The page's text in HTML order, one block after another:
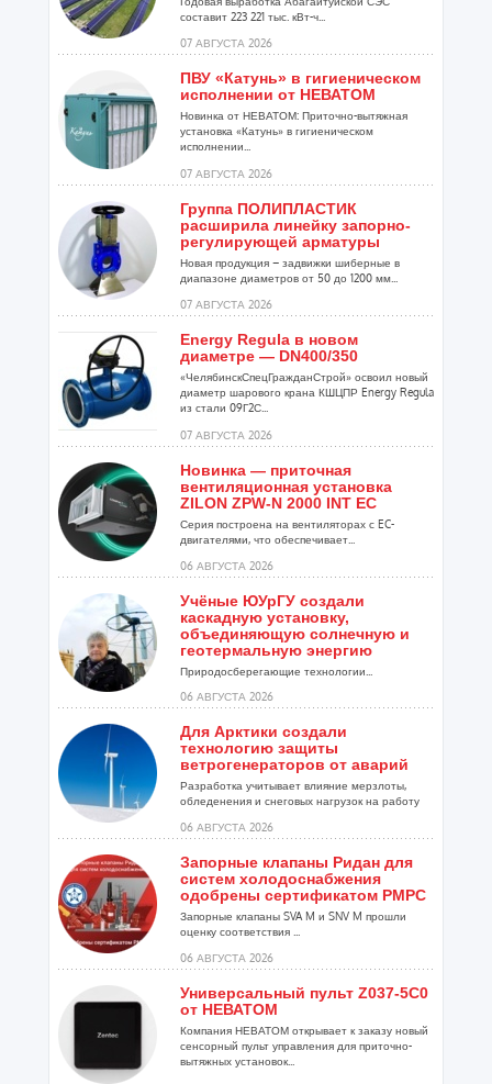
составит 223 221 тыс. кВт-ч...
07 АВГУСТА 2026
ПВУ «Катунь» в гигиеническом
исполнении от НЕВАТОМ
Новинка от НЕВАТОМ: Приточно-вытяжная
установка «Катунь» в гигиеническом
исполнении...
07 АВГУСТА 2026
Группа ПОЛИПЛАСТИК
расширила линейку запорно-
регулирующей арматуры
Новая продукция – задвижки шиберные в
диапазоне диаметров от 50 до 1200 мм...
07 АВГУСТА 2026
Energy Regula в новом
диаметре — DN400/350
«ЧелябинскСпецГражданСтрой» освоил новый
диаметр шарового крана КШЦПР Energy Regula
из стали 09Г2С...
07 АВГУСТА 2026
Новинка — приточная
вентиляционная установка
ZILON ZPW-N 2000 INT EC
Серия построена на вентиляторах с EC-
двигателями, что обеспечивает...
06 АВГУСТА 2026
Учёные ЮУрГУ создали
каскадную установку,
объединяющую солнечную и
геотермальную энергию
Природосберегающие технологии...
06 АВГУСТА 2026
Для Арктики создали
технологию защиты
ветрогенераторов от аварий
Разработка учитывает влияние мерзлоты,
обледенения и снеговых нагрузок на работу
06 АВГУСТА 2026
Запорные клапаны Ридан для
систем холодоснабжения
одобрены сертификатом РМРС
Запорные клапаны SVA M и SNV M прошли
оценку соответствия ...
06 АВГУСТА 2026
Универсальный пульт Z037-5C0
от НЕВАТОМ
Компания НЕВАТОМ открывает к заказу новый
сенсорный пульт управления для приточно-
вытяжных установок...